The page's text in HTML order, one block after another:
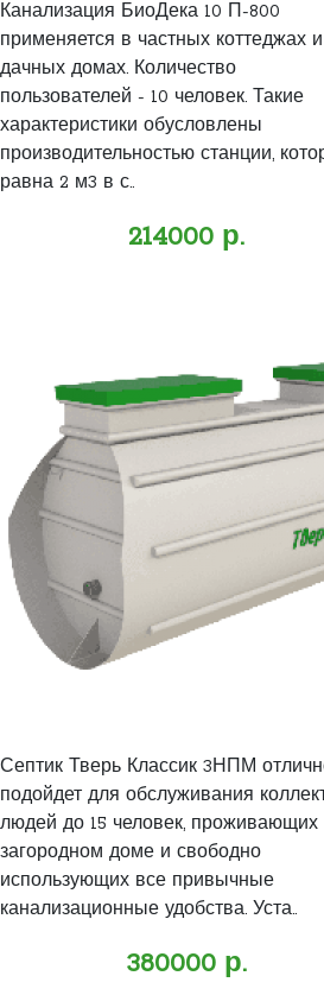
Канализация БиоДека 10 П-800
применяется в частных коттеджах и
дачных домах. Количество
пользователей - 10 человек. Такие
характеристики обусловлены
производительностью станции,
равна 2 м3 в с..
214000 р.
Септик Тверь Классик 3НПМ
подойдет для обслуживания
людей до 15 человек, проживающих
загородном доме и свободно
использующих все привычные
канализационные удобства. Уста..
380000 р.